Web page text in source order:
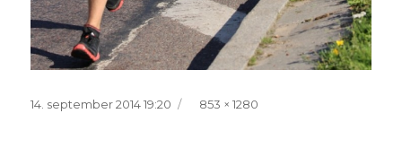
Postitatud
14. september 2014 19:20 Täissuurus
853 × 1280